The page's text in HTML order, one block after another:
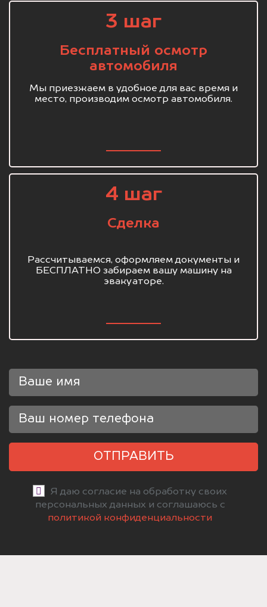
3 шаг
Бесплатный осмотр
автомобиля
Мы приезжаем в удобное для вас время и
место, производим осмотр автомобиля.
4 шаг
Сделка
Рассчитываемся, оформляем документы и
БЕСПЛАТНО забираем вашу машину на
эвакуаторе.
ОТПРАВИТЬ
Я даю согласие на обработку своих
персональных данных и соглашаюсь с
политикой конфиденциальности